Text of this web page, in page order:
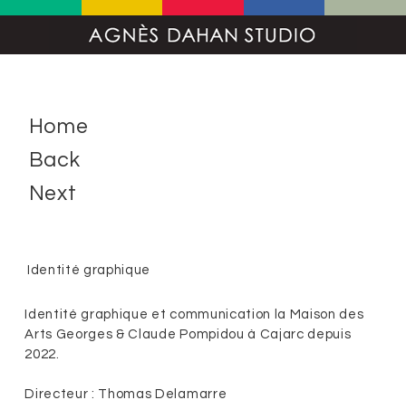
Home
Back
Next
Identité graphique
Identité graphique et communication la Maison des
Arts Georges & Claude Pompidou à Cajarc depuis
2022.
Directeur : Thomas Delamarre